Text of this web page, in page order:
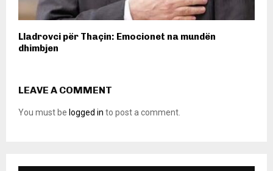
Lladrovci për Thaçin: Emocionet na mundën
dhimbjen
LEAVE A COMMENT
You must be logged in to post a comment.